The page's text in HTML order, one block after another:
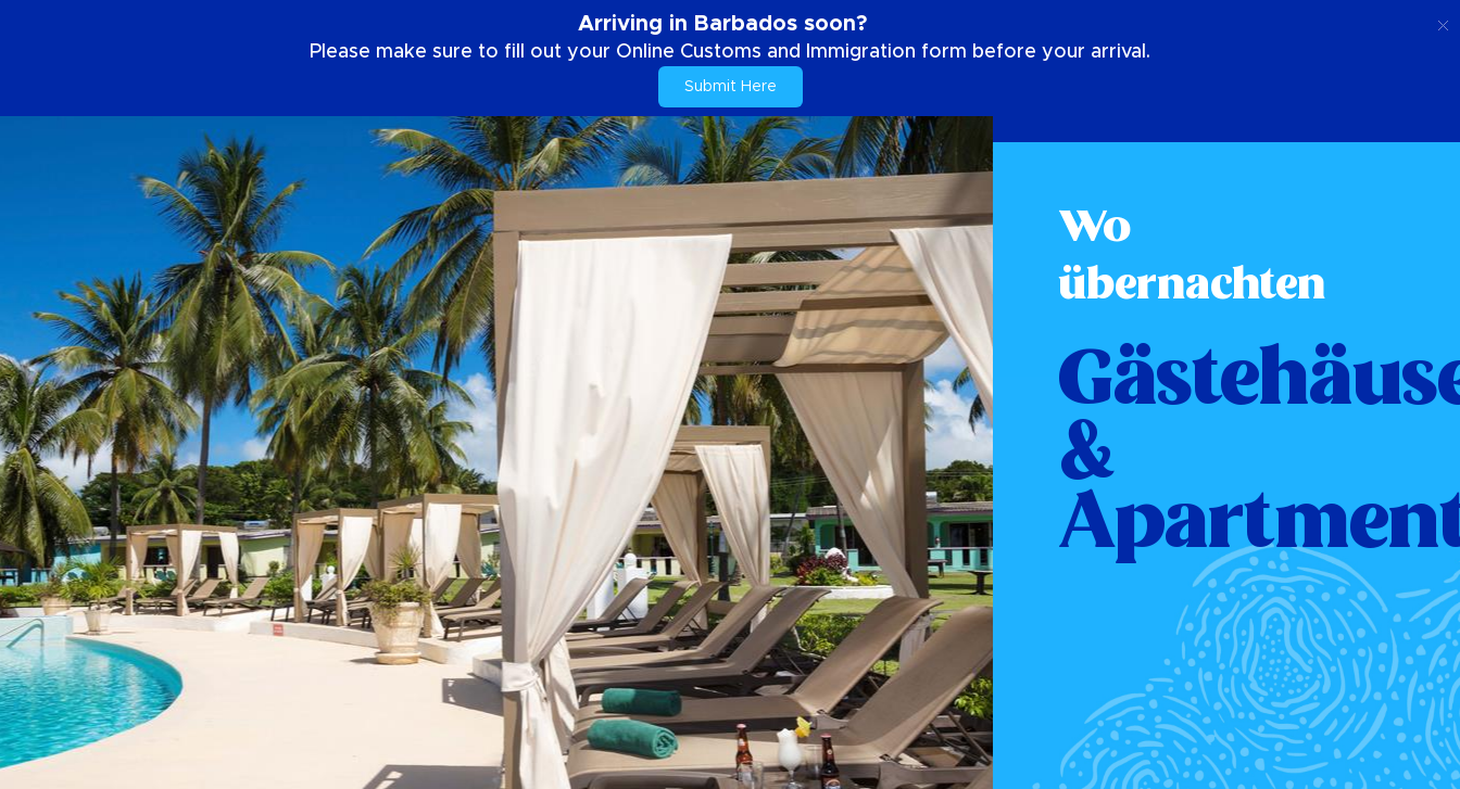
Arriving in Barbados soon?
Please make sure to fill out your Online Customs and Immigration form before your arrival.
Submit Here
Wo
übernachten
&